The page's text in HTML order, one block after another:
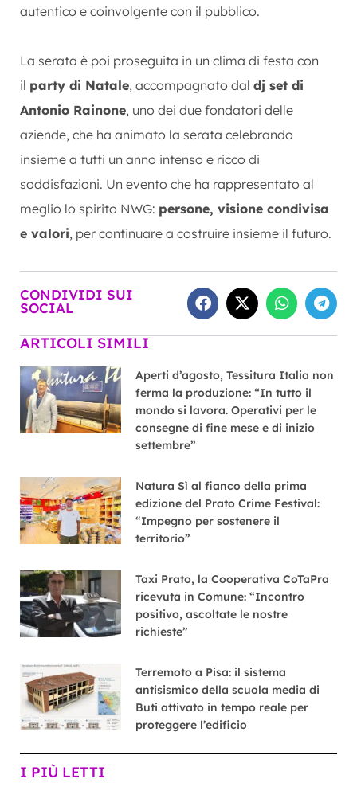
autentico e coinvolgente con il pubblico.
La serata è poi proseguita in un clima di festa con
il party di Natale, accompagnato dal dj set di
Antonio Rainone, uno dei due fondatori delle
aziende, che ha animato la serata celebrando
insieme a tutti un anno intenso e ricco di
soddisfazioni. Un evento che ha rappresentato al
meglio lo spirito NWG: persone, visione condivisa
e valori, per continuare a costruire insieme il futuro.
CONDIVIDI SUI
SOCIAL
ARTICOLI SIMILI
Aperti d’agosto, Tessitura Italia non
ferma la produzione: “In tutto il
mondo si lavora. Operativi per le
consegne di fine mese e di inizio
settembre”
Natura Sì al fianco della prima
edizione del Prato Crime Festival:
“Impegno per sostenere il
territorio”
Taxi Prato, la Cooperativa CoTaPra
ricevuta in Comune: “Incontro
positivo, ascoltate le nostre
richieste”
Terremoto a Pisa: il sistema
antisismico della scuola media di
Buti attivato in tempo reale per
proteggere l’edificio
I PIÙ LETTI